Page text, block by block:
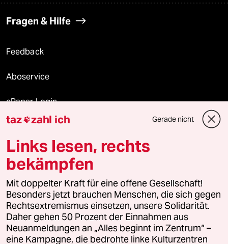
Fragen & Hilfe
Feedback
Aboservice
ePaper Login
Downloads für Abonnierende
© 2026 taz Verlags und Vertriebs GmbH
Alle Rechte vorbehalten. Bei rechtlichen Fragen oder für Genehmigungen
wenden Sie sich bitte an
lizenzen@taz.de
Feedback Redaktionsstatut Kommune-Richtlinien
taz zahl ich Gerade nicht
Links lesen, rechts
bekämpfen
Mit doppelter Kraft für eine offene Gesellschaft!
Besonders jetzt brauchen Menschen, die sich gegen
Rechtsextremismus einsetzen, unsere Solidarität.
Daher gehen 50 Prozent der Einnahmen aus
Neuanmeldungen an „Alles beginnt im Zentrum“ –
eine Kampagne, die bedrohte linke Kulturzentren